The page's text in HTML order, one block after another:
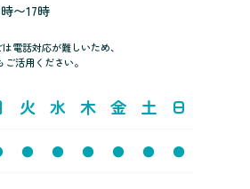
〜17時
電話対応が難しいため、
ご活用ください。
火 水 木 金 土 日
● ● ● ● ● ●